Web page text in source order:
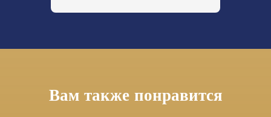
Вам также понравится